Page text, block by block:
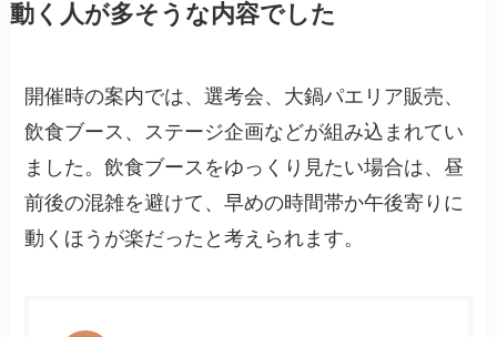
動く人が多そうな内容でした
開催時の案内では、選考会、大鍋パエリア販売、
飲食ブース、ステージ企画などが組み込まれてい
ました。飲食ブースをゆっくり見たい場合は、昼
前後の混雑を避けて、早めの時間帯か午後寄りに
動くほうが楽だったと考えられます。